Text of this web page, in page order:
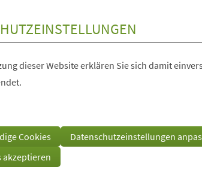
dieser Website erklären Sie sich damit
Cookies
Datenschutzeinstellungen
akzeptieren